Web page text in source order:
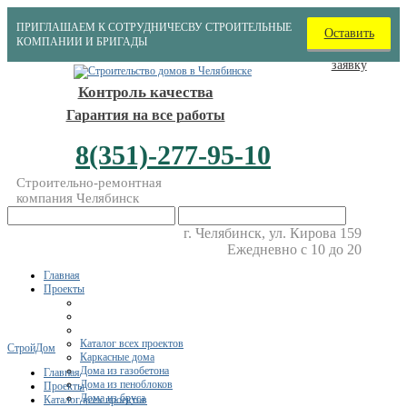
ПРИГЛАШАЕМ К СОТРУДНИЧЕСВУ СТРОИТЕЛЬНЫЕ
КОМПАНИИ И БРИГАДЫ
Оставить
заявку
Контроль качества
Гарантия на все работы
8(351)-277-95-10
Строительно-ремонтная
компания Челябинск
г. Челябинск, ул. Кирова 159
Ежедневно с 10 до 20
Главная
Проекты
Каталог всех проектов
Каркасные дома
Дома из газобетона
Дома из пеноблоков
Дома из бруса
СтройДом
Главная
Проекты
Каталог всех проектов